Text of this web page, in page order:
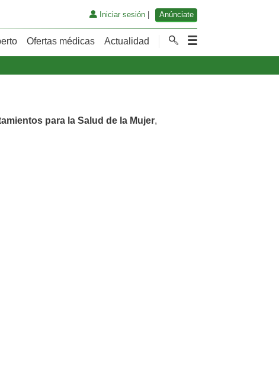
Iniciar sesión| Anúnciate
Ofertas médicas Actualidad
para la Salud de la Mujer,